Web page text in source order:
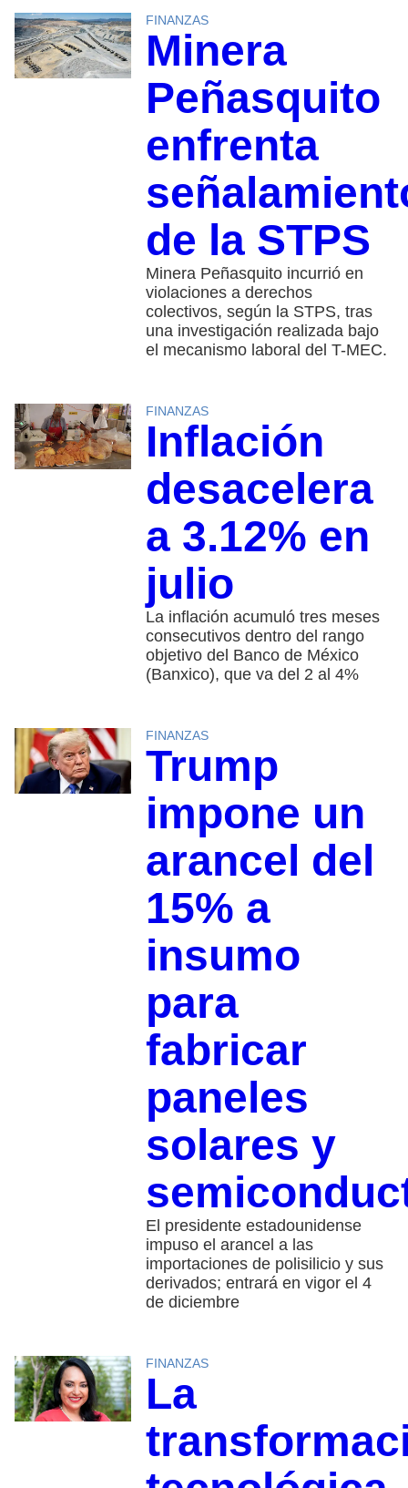
FINANZAS
Minera
Peñasquito
enfrenta
de la STPS
Minera Peñasquito incurrió en
violaciones a derechos
colectivos, según la STPS, tras
una investigación realizada bajo
el mecanismo laboral del T-MEC.
FINANZAS
Inflación
desacelera
a 3.12% en
julio
La inflación acumuló tres meses
consecutivos dentro del rango
objetivo del Banco de México
(Banxico), que va del 2 al 4%
FINANZAS
Trump
impone un
arancel del
15% a
insumo
para
fabricar
paneles
solares y
El presidente estadounidense
impuso el arancel a las
importaciones de polisilicio y sus
derivados; entrará en vigor el 4
de diciembre
FINANZAS
La